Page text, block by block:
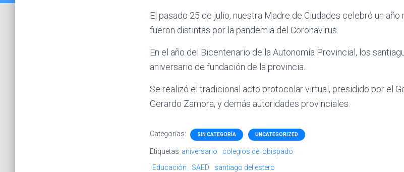
El pasado 25 de julio, nuestra Madre de Ciudades celebró un
fueron distintas por la pandemia del Coronavirus.
En el año del Bicentenario de la Autonomía Provincial, los
aniversario de fundación de la provincia.
Se realizó el tradicional acto protocolar virtual, presidido por el
Gerardo Zamora, y demás autoridades provinciales.
Categorías: SIN CATEGORÍA UNCATEGORIZED
Etiquetas aniversario
colegios del obispado
Educación
SAED santiago del estero